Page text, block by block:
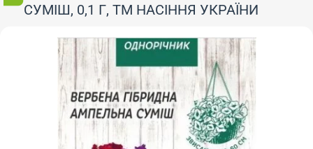
СУМІШ, 0,1 Г, ТМ НАСІННЯ УКРАЇНИ